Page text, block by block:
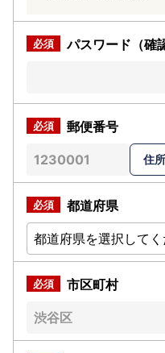
パスワード（確
郵便番号
都道府県
市区町村